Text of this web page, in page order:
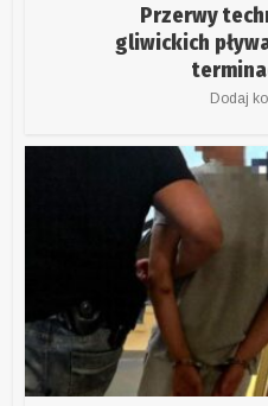
Przerwy
gliwickich
Dodaj